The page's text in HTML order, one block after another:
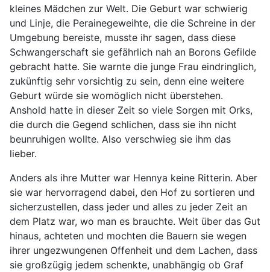
kleines Mädchen zur Welt. Die Geburt war schwierig
und Linje, die Perainegeweihte, die die Schreine in der
Umgebung bereiste, musste ihr sagen, dass diese
Schwangerschaft sie gefährlich nah an Borons Gefilde
gebracht hatte. Sie warnte die junge Frau eindringlich,
zukünftig sehr vorsichtig zu sein, denn eine weitere
Geburt würde sie womöglich nicht überstehen.
Anshold hatte in dieser Zeit so viele Sorgen mit Orks,
die durch die Gegend schlichen, dass sie ihn nicht
beunruhigen wollte. Also verschwieg sie ihm das
lieber.
Anders als ihre Mutter war Hennya keine Ritterin. Aber
sie war hervorragend dabei, den Hof zu sortieren und
sicherzustellen, dass jeder und alles zu jeder Zeit an
dem Platz war, wo man es brauchte. Weit über das Gut
hinaus, achteten und mochten die Bauern sie wegen
ihrer ungezwungenen Offenheit und dem Lachen, dass
sie großzügig jedem schenkte, unabhängig ob Graf